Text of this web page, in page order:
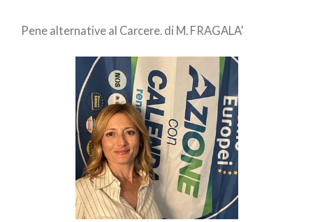
Pene alternative al Carcere. di M. FRAGALA'